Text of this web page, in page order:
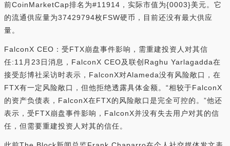
前CoinMarketCap排名为#11914，实际市值为{0003}美元。它
的流通供应量为37429794枚FSW硬币，目前还没有最大供应
量。
FalconX CEO：受FTX崩盘事件影响，需重建投资人对其信
任:11月23日消息，FalconX CEO及联创Raghu Yarlagadda在
接受彭博社采访时表示，FalconX对Alameda没有风险敞口，在
FTX有一定风险敞口，但他拒绝透露具体金额。“相较于FalconX
的资产负债表，FalconX在FTX的风险敞口是完全可控的。”他还
表示，受FTX崩盘事件影响，FalconX并没有失去用户对其的信
任，但需要重建投资人对其的信任。